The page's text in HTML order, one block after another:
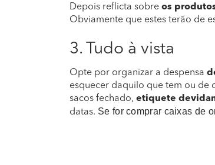
Depois reflicta sobre os
Obviamente que estes terão de
3. Tudo à vista
Opte por organizar a despensa
esquecer daquilo que tem ou de
sacos fechado, etiquete
datas. Se for comprar caixas de